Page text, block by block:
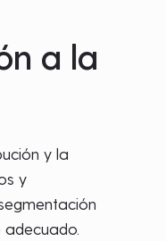
a la
y la
y
adecuado.